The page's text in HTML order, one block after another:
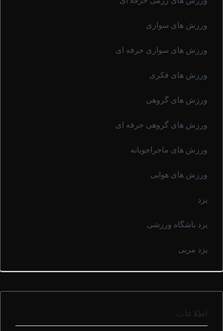
ورزش های سواری
ورزش های سواری حرفه ای
ورزش های فکری
ورزش های گروهی
ورزش های گروهی حرفه ای
ورزش های ماجراجویانه
ورزش های هوایی
یزد
یزد باشگاه ورزشی
یزد مربی
اطلاعات